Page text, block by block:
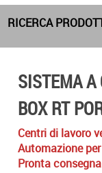
RICERCA
SISTEMA A
BOX RT
Centri di lavoro
Automazione
Pronta consegna